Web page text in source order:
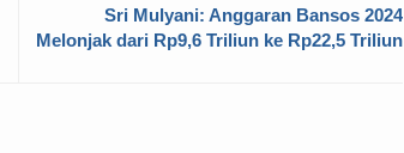
Sri Mulyani: Anggaran Bansos 2024
Melonjak dari Rp9,6 Triliun ke Rp22,5 Triliun